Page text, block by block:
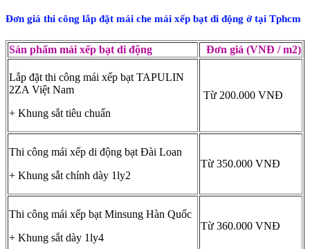
Đơn giá thi công lắp đặt mái che mái xếp bạt di động ở tại Tphcm
Sản phẩm mái xếp bạt di động Đơn giá (VNĐ / m2)
Lắp đặt thi công mái xếp bạt TAPULIN
2ZA Việt Nam
+ Khung sắt tiêu chuẩn
Từ 200.000 VNĐ
Thi công mái xếp di động bạt Đài Loan
+ Khung sắt chính dày 1ly2
Từ 350.000 VNĐ
Thi công mái xếp bạt Minsung Hàn Quốc
+ Khung sắt dày 1ly4
Từ 360.000 VNĐ